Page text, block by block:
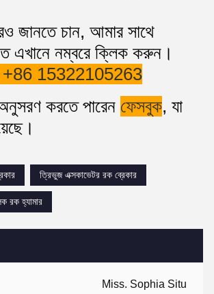
Miss. Sophia Situ
জানতে চান, আমার সাথে
এখানে নম্বরে ক্লিক করুন।
15322105263
করতে পারেন ফেসবুক, যা
ত্রিভুজ এক্সকাভেটর রক ব্রেকার
রক হ্যামার